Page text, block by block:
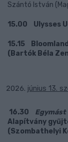
Szántó István
15.00 Ulysses
15.15
(Bartók Béla
június 13.
16.30
Alapítvány
(Szombathelyi